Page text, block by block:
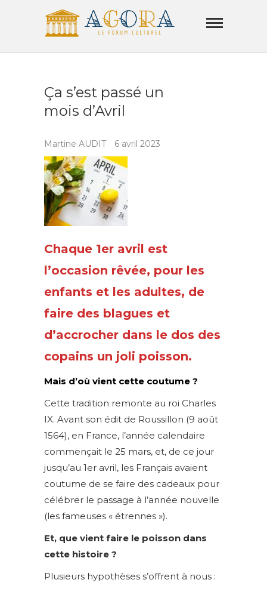
Agora
LE FORUM CULTUREL
Ça s’est passé un
mois d’Avril
Martine AUDIT 6 avril 2023
Chaque 1er avril est
l’occasion rêvée, pour les
enfants et les adultes, de
faire des blagues et
d’accrocher dans le dos des
copains un joli poisson.
Mais d’où vient cette coutume ?
Cette tradition remonte au roi Charles
IX. Avant son édit de Roussillon (9 août
1564), en France, l’année calendaire
commençait le 25 mars, et, de ce jour
jusqu’au 1er avril, les Français avaient
coutume de se faire des cadeaux pour
célébrer le passage à l’année nouvelle
(les fameuses « étrennes »).
Et, que vient faire le poisson dans
cette histoire ?
Plusieurs hypothèses s’offrent à nous :